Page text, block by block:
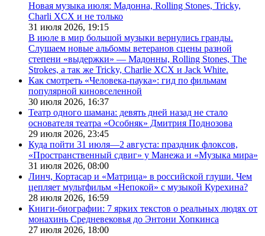
Новая музыка июля: Мадонна, Rolling Stones, Tricky,
Charli XCX и не только
31 июля 2026, 19:15
В июле в мир большой музыки вернулись гранды.
Слушаем новые альбомы ветеранов сцены разной
степени «выдержки» — Мадонны, Rolling Stones, The
Strokes, а так же Tricky, Charlie XCX и Jack White.
Как смотреть «Человека-паука»: гид по фильмам
популярной киновселенной
30 июля 2026, 16:37
Театр одного шамана: девять дней назад не стало
основателя театра «Особняк» Дмитрия Поднозова
29 июля 2026, 23:45
Куда пойти 31 июля—2 августа: праздник флоксов,
«Пространственный сдвиг» у Манежа и «Музыка мира»
31 июля 2026, 08:00
Линч, Кортасар и «Матрица» в российской глуши. Чем
цепляет мультфильм «Непокой» с музыкой Курехина?
28 июля 2026, 16:59
Книги-биографии: 7 ярких текстов о реальных людях от
монахинь Средневековья до Энтони Хопкинса
27 июля 2026, 18:00